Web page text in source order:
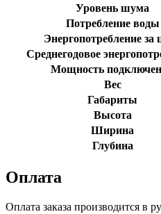
Уровень шума
Потребление воды
Энергопотребление за
Среднегодовое
Мощность
Вес
Габариты
Высота
Ширина
Глубина
Оплата
Оплата заказа производится в